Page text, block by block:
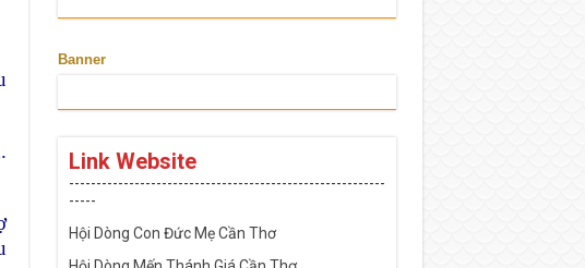
Banner
Link Website
----------------------------------------------------------
-----
Hội Dòng Con Đức Mẹ Cần Thơ